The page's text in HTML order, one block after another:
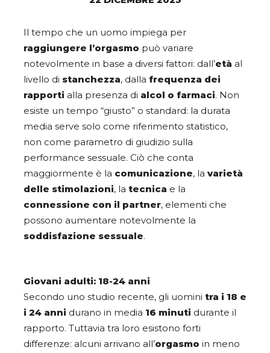
Il tempo che un uomo impiega per
raggiungere l’orgasmo può variare
notevolmente in base a diversi fattori: dall’età al
livello di stanchezza, dalla frequenza dei
rapporti alla presenza di alcol o farmaci. Non
esiste un tempo “giusto” o standard: la durata
media serve solo come riferimento statistico,
non come parametro di giudizio sulla
performance sessuale. Ciò che conta
maggiormente è la comunicazione, la varietà
delle stimolazioni, la tecnica e la
connessione con il partner, elementi che
possono aumentare notevolmente la
soddisfazione sessuale.
Giovani adulti: 18-24 anni
Secondo uno studio recente, gli uomini tra i 18 e
i 24 anni durano in media 16 minuti durante il
rapporto. Tuttavia tra loro esistono forti
differenze: alcuni arrivano all’orgasmo in meno